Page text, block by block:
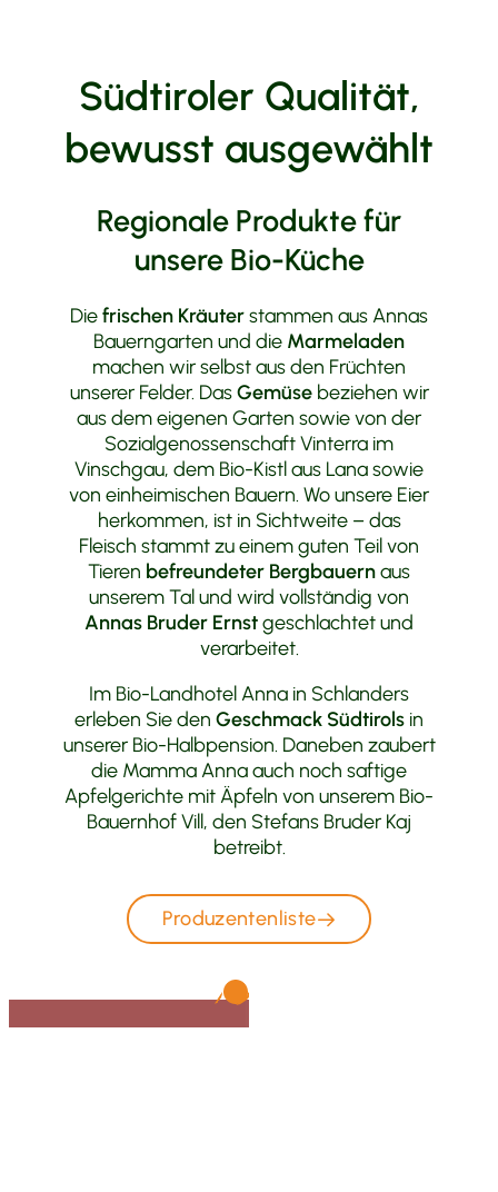
Südtiroler Qualität,
bewusst ausgewählt
Regionale Produkte für
unsere Bio-Küche
Diefrischen Kräuterstammen aus Annas
Bauerngarten und die Marmeladen
machen wir selbst aus den Früchten
unserer Felder. DasGemüsebeziehen wir
aus dem eigenen Garten sowie von der
Sozialgenossenschaft Vinterra im
Vinschgau, dem Bio-Kistl aus Lana sowie
von einheimischen Bauern. Wo unsere Eier
herkommen, ist in Sichtweite – das
Fleisch stammt zu einem guten Teil von
Tieren befreundeter Bergbauernaus
unserem Tal und wird vollständig von
Annas Bruder Ernstgeschlachtet und
verarbeitet.
Im Bio-Landhotel Anna in Schlanders
erleben Sie den Geschmack Südtirols in
unserer Bio-Halbpension. Daneben zaubert
die Mamma Anna auch noch saftige
Apfelgerichte mit Äpfeln von unserem Bio-
Bauernhof Vill, den Stefans Bruder Kaj
betreibt.
Produzentenliste